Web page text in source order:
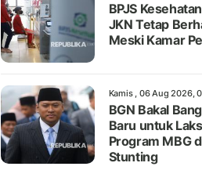
BPJS
JKN Tetap
Meski Kamar
Kamis , 06 Aug 2026,
BGN Bakal
Baru untuk
Program MBG
Stunting